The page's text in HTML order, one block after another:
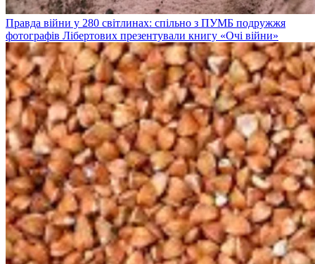
Правда війни у 280 світлинах: спільно з ПУМБ подружжя
фотографів Лібертових презентували книгу «Очі війни»